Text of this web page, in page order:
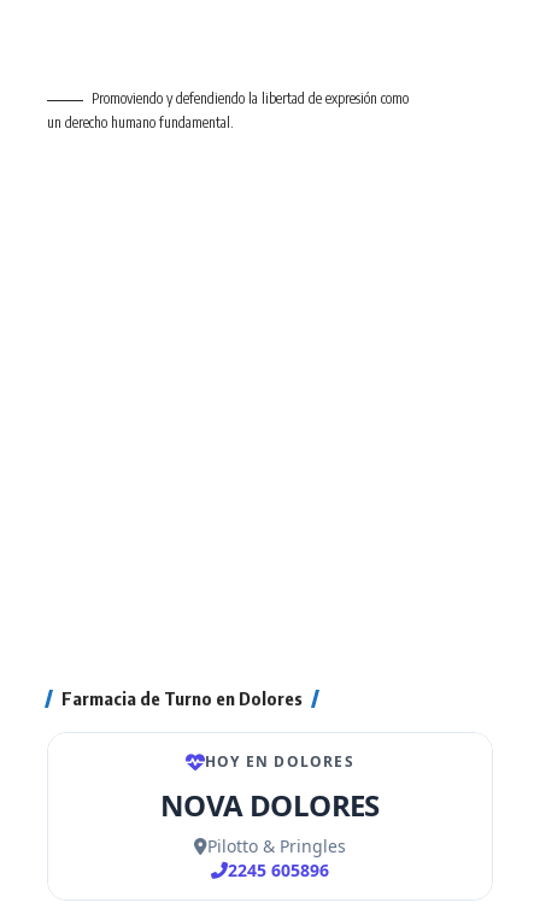
Promoviendo y defendiendo la libertad de expresión como
un derecho humano fundamental.
Farmacia de Turno en Dolores